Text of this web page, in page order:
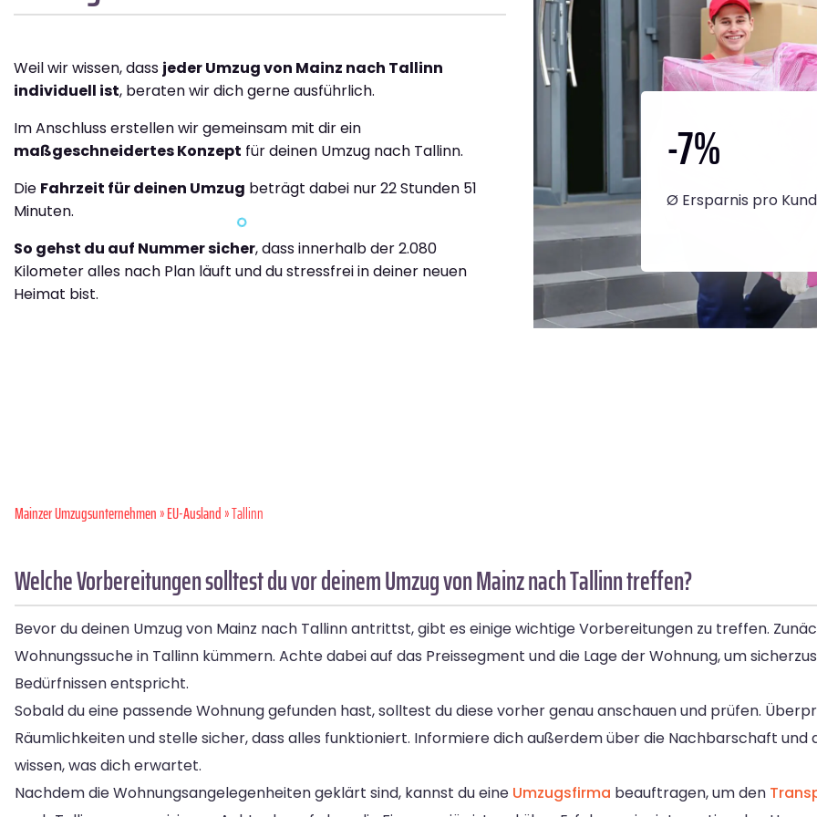
Weil wir wissen, dass jeder Umzug von Mainz nach Tallinn
individuell ist, beraten wir dich gerne ausführlich.
Im Anschluss erstellen wir gemeinsam mit dir ein
maßgeschneidertes Konzept für deinen Umzug nach Tallinn.
Die Fahrzeit für deinen Umzug beträgt dabei nur 22 Stunden 51
Minuten.
So gehst du auf Nummer sicher, dass innerhalb der 2.080
Kilometer alles nach Plan läuft und du stressfrei in deiner neuen
Heimat bist.
-7%
Ø Ersparnis pro
Mainzer Umzugsunternehmen»EU-Ausland» Tallinn
Welche Vorbereitungen solltest du vor deinem Umzug von Mainz nach Tallinn treffen?
Bevor du deinen Umzug von Mainz nach Tallinn antrittst, gibt es einige wichtige Vorbereitungen zu treffen.
Wohnungssuche in Tallinn kümmern. Achte dabei auf das Preissegment und die Lage der Wohnung, um
Bedürfnissen entspricht.
Sobald du eine passende Wohnung gefunden hast, solltest du diese vorher genau anschauen und prüfen.
Räumlichkeiten und stelle sicher, dass alles funktioniert. Informiere dich außerdem über die Nachbarschaft und
wissen, was dich erwartet.
Nachdem die Wohnungsangelegenheiten geklärt sind, kannst du eine Umzugsfirma beauftragen, um den